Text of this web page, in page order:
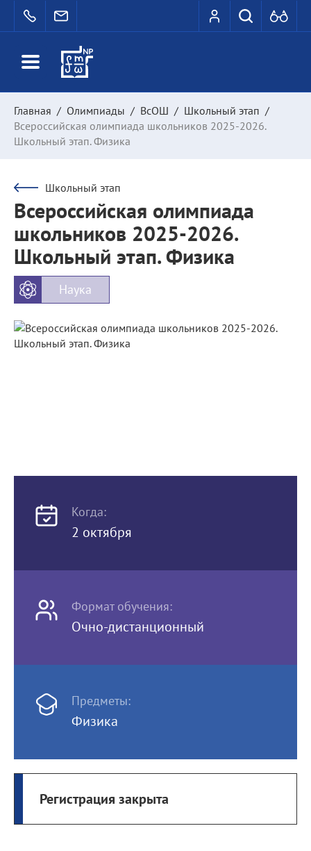
Главная / Олимпиады / ВсОШ / Школьный этап /
Всероссийская олимпиада школьников 2025-2026.
Школьный этап. Физика
Школьный этап
Всероссийская олимпиада
школьников 2025-2026.
Школьный этап. Физика
Наука
Когда:
2 октября
Формат обучения:
Очно-дистанционный
Предметы:
Физика
Регистрация закрыта